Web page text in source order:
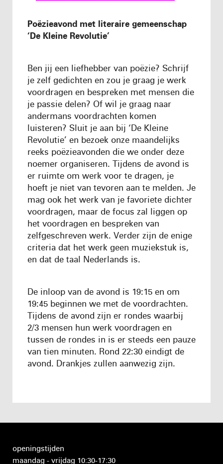
Poëzieavond met literaire gemeenschap
‘De Kleine Revolutie’
Ben jij een liefhebber van poëzie? Schrijf
je zelf gedichten en zou je graag je werk
voordragen en bespreken met mensen die
je passie delen? Of wil je graag naar
andermans voordrachten komen
luisteren? Sluit je aan bij ‘De Kleine
Revolutie’ en bezoek onze maandelijks
reeks poëzieavonden die we onder deze
noemer organiseren. Tijdens de avond is
er ruimte om werk voor te dragen, je
hoeft je niet van tevoren aan te melden. Je
mag ook het werk van je favoriete dichter
voordragen, maar de focus zal liggen op
het voordragen en bespreken van
zelfgeschreven werk. Verder zijn de enige
criteria dat het werk geen muziekstuk is,
en dat de taal Nederlands is.
De inloop van de avond is 19:15 en om
19:45 beginnen we met de voordrachten.
Tijdens de avond zijn er rondes waarbij
2/3 mensen hun werk voordragen en
tussen de rondes in is er steeds een pauze
van tien minuten. Rond 22:30 eindigt de
avond. Drankjes zullen aanwezig zijn.
openingstijden
maandag - vrijdag 10:30-17:30